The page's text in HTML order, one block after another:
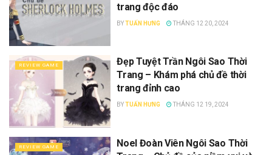
trang độc đáo
BYTUẤN HƯNG THÁNG 12 20, 2024
REVIEW GAME
Đẹp Tuyệt Trần Ngôi Sao Thời
Trang – Khám phá chủ đề thời
trang đỉnh cao
BYTUẤN HƯNG THÁNG 12 19, 2024
REVIEW GAME
Noel Đoàn Viên Ngôi Sao Thời